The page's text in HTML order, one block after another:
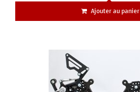
Ajouter au panier